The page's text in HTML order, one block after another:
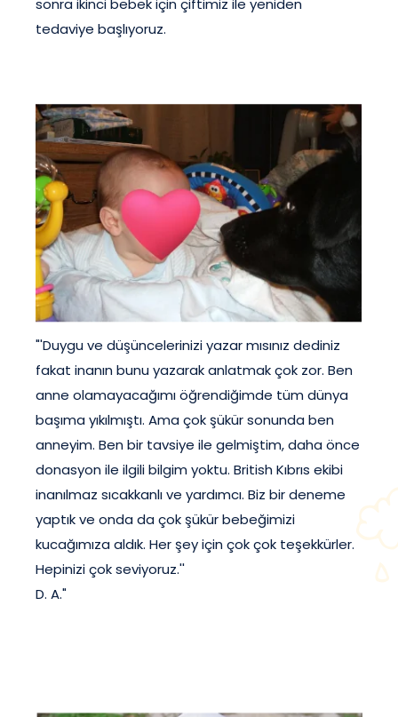
sonra ikinci bebek için çiftimiz ile yeniden
tedaviye başlıyoruz.
"'Duygu ve düşüncelerinizi yazar mısınız dediniz
fakat inanın bunu yazarak anlatmak çok zor. Ben
anne olamayacağımı öğrendiğimde tüm dünya
başıma yıkılmıştı. Ama çok şükür sonunda ben
anneyim. Ben bir tavsiye ile gelmiştim, daha önce
donasyon ile ilgili bilgim yoktu. British Kıbrıs ekibi
inanılmaz sıcakkanlı ve yardımcı. Biz bir deneme
yaptık ve onda da çok şükür bebeğimizi
kucağımıza aldık. Her şey için çok çok teşekkürler.
Hepinizi çok seviyoruz.''
D. A."